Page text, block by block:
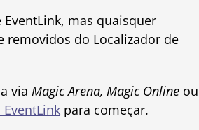
mas quaisquer
removidos do Localizador de
via Magic Arena, Magic Online ou
para começar.